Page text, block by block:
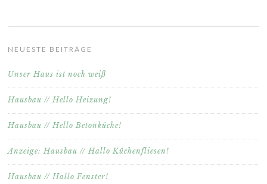
NEUESTE BEITRÄGE
Unser Haus ist noch weiß
Hausbau // Hello Heizung!
Hausbau // Hello Betonküche!
Anzeige: Hausbau // Hallo Küchenfliesen!
Hausbau // Hallo Fenster!